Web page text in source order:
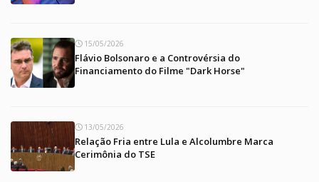
15/05/2026
Flávio Bolsonaro e a Controvérsia do
Financiamento do Filme "Dark Horse"
13/05/2026
Relação Fria entre Lula e Alcolumbre Marca
Cerimônia do TSE